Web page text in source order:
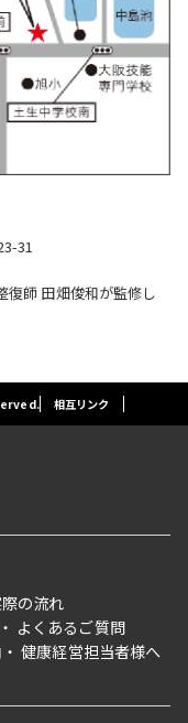
31
師 田畑俊和が監修し
相互リンク
の流れ
よくあるご質問
健康経営担当者様へ